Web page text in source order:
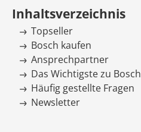
Inhaltsverzeichnis
Topseller
Bosch kaufen
Ansprechpartner
Das Wichtigste zu Bosch
Häufig gestellte Fragen
Newsletter